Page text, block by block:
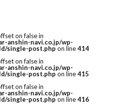
on false in
anshin-navi.co.jp/wp-
single-post.php on line414
on false in
anshin-navi.co.jp/wp-
single-post.php on line415
on false in
anshin-navi.co.jp/wp-
single-post.php on line416